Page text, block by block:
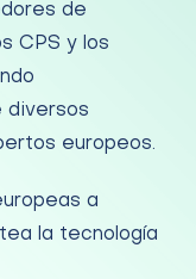
de
CPS y los
diversos
europeos.
a
la tecnología